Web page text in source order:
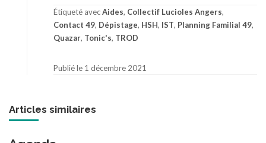
Étiqueté avecAides, Collectif Lucioles Angers,
Contact 49, Dépistage, HSH, IST, Planning Familial 49,
Quazar, Tonic's, TROD
Publié le 1 décembre 2021
Articles similaires